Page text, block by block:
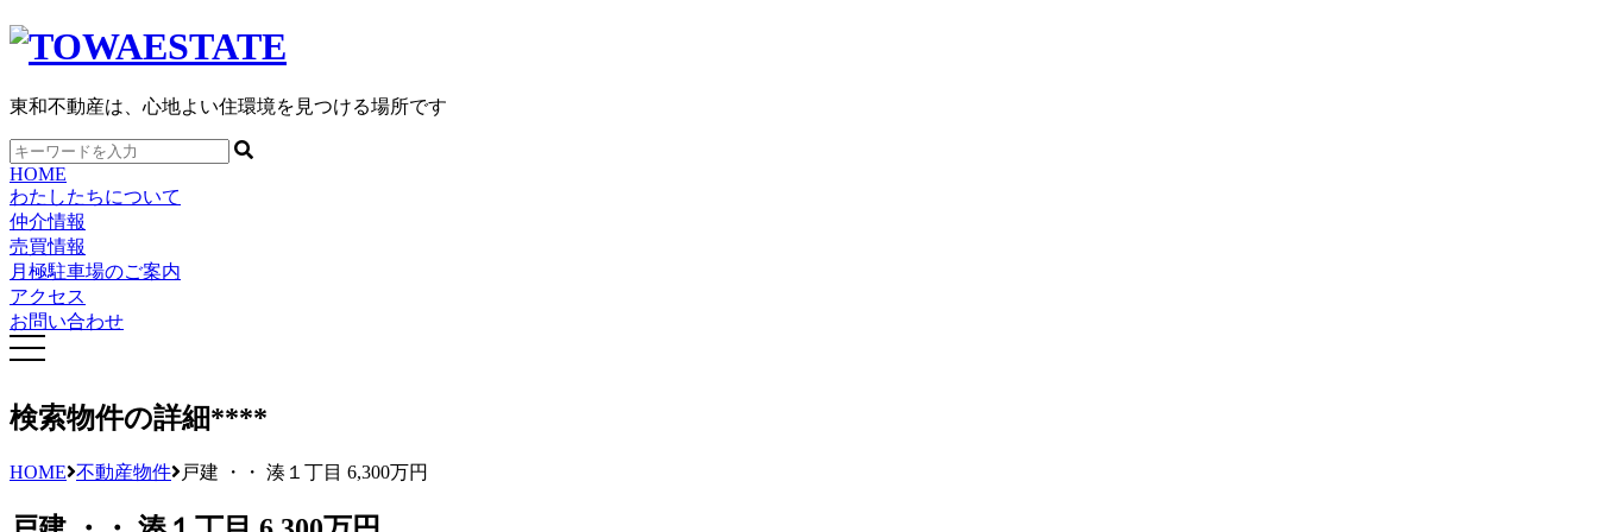
東和不動産は、心地よい住環境を見つける場所です
HOME
わたしたちについて
仲介情報
売買情報
月極駐車場のご案内
アクセス
お問い合わせ
検索物件の詳細****
HOME 不動産物件 戸建 ・・ 湊１丁目 6,300万円